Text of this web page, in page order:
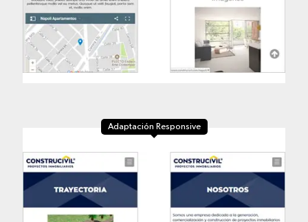
Adaptación Responsive